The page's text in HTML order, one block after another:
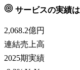
サービスの実績
2,068.2億円
連結売上高
2025期実績